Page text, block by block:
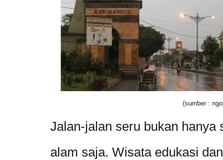
(sumber :
Jalan-jalan seru bukan hanya
alam saja. Wisata edukasi